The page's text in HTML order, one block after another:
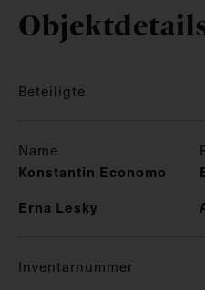
Beteiligte
Name
Konstantin Economo
Erna Lesky
Inventarnummer